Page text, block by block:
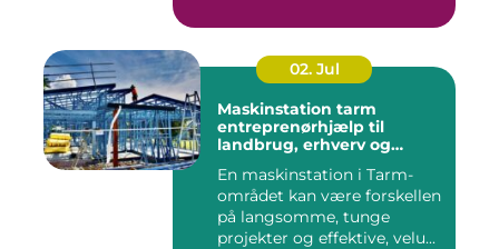
02. Jul
Maskinstation tarm
entreprenørhjælp til
landbrug, erhverv og
En maskinstation i Tarm-
området kan være forskellen
på langsomme, tunge
projekter og effektive, velu...